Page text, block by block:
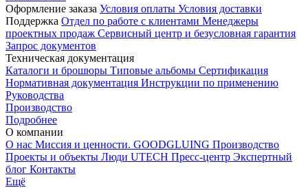
Оформление заказа Условия оплаты Условия доставки
Поддержка Отдел по работе с клиентами Менеджеры
проектных продаж Сервисный центр и безусловная гарантия
Запрос документов
Техническая документация
Каталоги и брошюры Типовые альбомы Сертификация
Нормативная документация Инструкции по применению
Руководства
Производство
Подробнее
О компании
О нас Миссия и ценности. GOODGLUING Производство
Проекты и объекты Люди UTECH Пресс-центр Экспертный
блог Контакты
Ещё